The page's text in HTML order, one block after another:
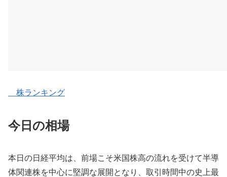
株ランキング
今日の相場
本日の日経平均は、前場こそ米国株高の流れを受けて半導
体関連株を中心に堅調な展開となり、取引時間中の史上最